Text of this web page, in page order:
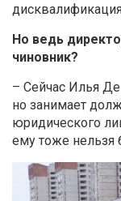
Но ведь
чиновник?
– Сейчас Илья
но занимает
юридического
ему тоже нельзя